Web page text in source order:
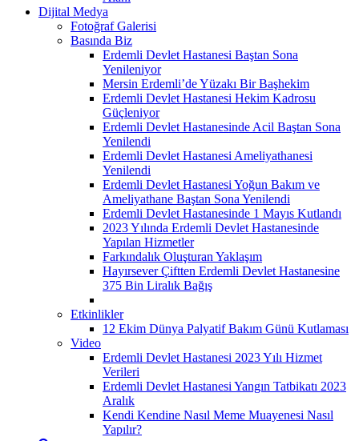
Dijital Medya
Fotoğraf Galerisi
Basında Biz
Erdemli Devlet Hastanesi Baştan Sona
Yenileniyor
Mersin Erdemli’de Yüzakı Bir Başhekim
Erdemli Devlet Hastanesi Hekim Kadrosu
Güçleniyor
Erdemli Devlet Hastanesinde Acil Baştan Sona
Yenilendi
Erdemli Devlet Hastanesi Ameliyathanesi
Yenilendi
Erdemli Devlet Hastanesi Yoğun Bakım ve
Ameliyathane Baştan Sona Yenilendi
Erdemli Devlet Hastanesinde 1 Mayıs Kutlandı
2023 Yılında Erdemli Devlet Hastanesinde
Yapılan Hizmetler
Farkındalık Oluşturan Yaklaşım
Hayırsever Çiftten Erdemli Devlet Hastanesine
375 Bin Liralık Bağış
Etkinlikler
12 Ekim Dünya Palyatif Bakım Günü Kutlaması
Video
Erdemli Devlet Hastanesi 2023 Yılı Hizmet
Verileri
Erdemli Devlet Hastanesi Yangın Tatbikatı 2023
Aralık
Kendi Kendine Nasıl Meme Muayenesi Nasıl
Yapılır?